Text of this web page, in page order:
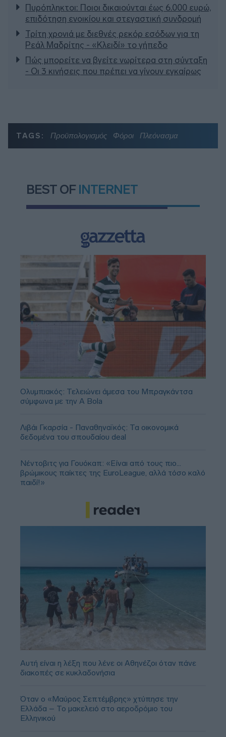
Πυρόπληκτοι: Ποιοι δικαιούνται έως 6.000 ευρώ,
επιδότηση ενοικίου και στεγαστική συνδρομή
Τρίτη χρονιά με διεθνές ρεκόρ εσόδων για τη
Ρεάλ Μαδρίτης - «Κλειδί» το γήπεδο
Πώς μπορείτε να βγείτε νωρίτερα στη σύνταξη
- Οι 3 κινήσεις που πρέπει να γίνουν εγκαίρως
TAGS: Προϋπολογισμός Φόροι Πλεόνασμα
BEST OF INTERNET
Ολυμπιακός: Τελειώνει άμεσα του Μπραγκάντσα
σύμφωνα με την A Bola
Λιβάι Γκαρσία - Παναθηναϊκός: Τα οικονομικά
δεδομένα του σπουδαίου deal
Νέντοβιτς για Γουόκαπ: «Είναι από τους πιο...
βρώμικους παίκτες της EuroLeague, αλλά τόσο καλό
παιδί!»
Αυτή είναι η λέξη που λένε οι Αθηνέζοι όταν πάνε
διακοπές σε κυκλαδονήσια
Όταν ο «Μαύρος Σεπτέμβρης» χτύπησε την
Ελλάδα – Το μακελειό στο αεροδρόμιο του
Ελληνικού